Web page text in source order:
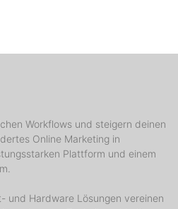
Workflows und steigern deinen
Online Marketing in
Plattform und einem
und Hardware Lösungen vereinen